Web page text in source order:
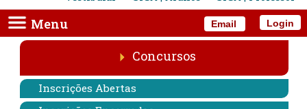
Email
Menu Login
Concursos
Inscrições Abertas